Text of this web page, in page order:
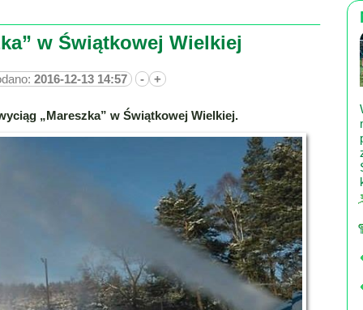
w Świątkowej Wielkiej
2016-12-13 14:57 - +
„Mareszka” w Świątkowej Wielkiej.